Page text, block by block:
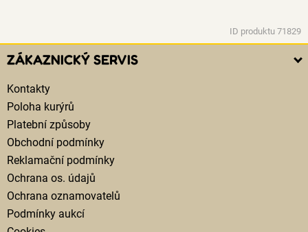
ID produktu 71829
ZÁKAZNICKÝ SERVIS
Kontakty
Poloha kurýrů
Platební způsoby
Obchodní podmínky
Reklamační podmínky
Ochrana os. údajů
Ochrana oznamovatelů
Podmínky aukcí